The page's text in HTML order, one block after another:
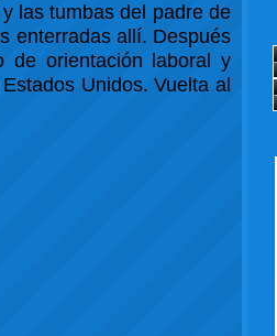
y las tumbas del padre de
enterradas allí. Después
de orientación laboral y
Unidos. Vuelta al